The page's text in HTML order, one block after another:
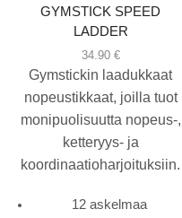
GYMSTICK SPEED
LADDER
34.90 €
Gymstickin laadukkaat
nopeustikkaat, joilla tuot
monipuolisuutta nopeus-,
ketteryys- ja
koordinaatioharjoituksiin.
12 askelmaa